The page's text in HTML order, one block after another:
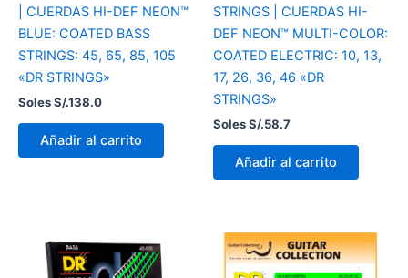
| CUERDAS HI-DEF NEON™
BLUE: COATED BASS
STRINGS: 45, 65, 85, 105
«DR STRINGS»
Soles S/.138.0
Añadir al carrito
STRINGS | CUERDAS HI-
DEF NEON™ MULTI-COLOR:
COATED ELECTRIC: 10, 13,
17, 26, 36, 46 «DR
STRINGS»
Soles S/.58.7
Añadir al carrito